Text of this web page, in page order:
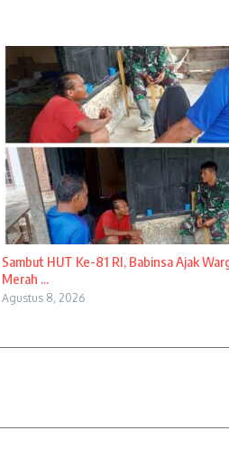
Sambut HUT Ke-81 RI, Babinsa Ajak
Merah ...
Agustus 8, 2026